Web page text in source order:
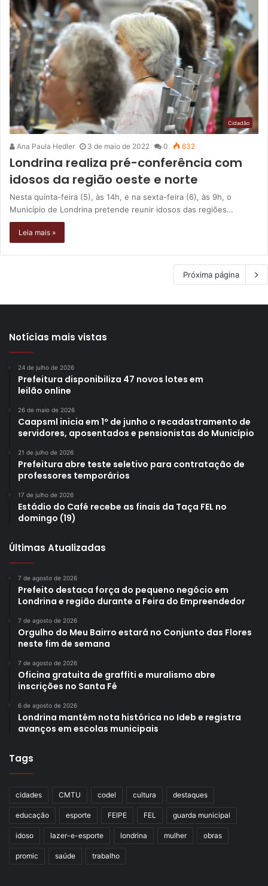
Cidadão
Ana Paula Hedler 3 de maio de 2022 0 632
Londrina realiza pré-conferência com
idosos da região oeste e norte
Nesta quinta-feira (5), às 14h, e na sexta-feira (6), às 9h, o
Município de Londrina pretende reunir idosos das regiões…
Leia mais »
Próxima página
Notícias mais vistas
24 de julho de 2026
Prefeitura disponibiliza 47 novos lotes em
leilão online
26 de maio de 2026
Caapsml inicia em 1º de junho o recadastramento de
servidores, aposentados e pensionistas do Município
21 de julho de 2026
Prefeitura abre teste seletivo para contratação de
professores temporários
17 de julho de 2026
Estádio do Café recebe as finais da Taça FEL no
domingo (19)
Últimas Atualizadas
7 de agosto de 2026
Prefeito destaca força do pequeno negócio em
Londrina e região durante a Feira do Empreendedor
7 de agosto de 2026
Orgulho do Meu Bairro estará no Conjunto das Flores
neste fim de semana
7 de agosto de 2026
Oficina gratuita de graffiti e muralismo abre
inscrições no Santa Fé
6 de agosto de 2026
Londrina mantém nota histórica no Ideb e registra
avanços em escolas municipais
Tags
cidades CMTU codel cultura destaques
educação esporte FEIPE FEL guarda municipal
idoso lazer-e-esporte londrina mulher obras
promic saúde trabalho